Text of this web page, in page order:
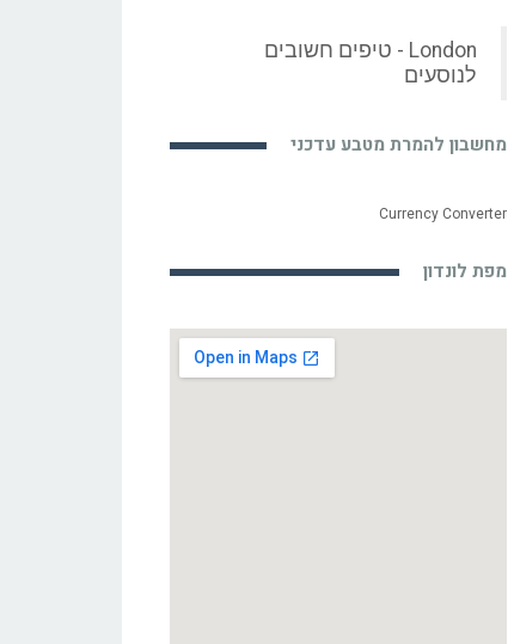
London - טיפים חשובים
לנוסעים
מחשבון להמרת מטבע עדכני
Currency Converter
מפת לונדון